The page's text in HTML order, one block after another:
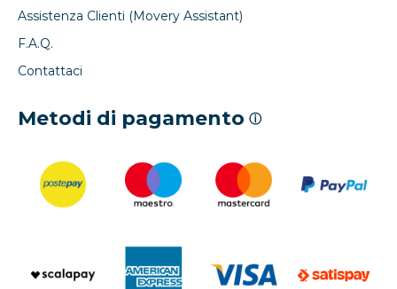
Assistenza Clienti (Movery Assistant)
F.A.Q.
Contattaci
Metodi di pagamento ⓘ